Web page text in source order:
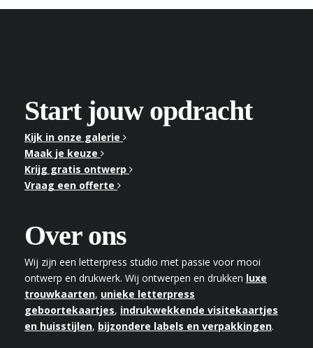
Start jouw opdracht
Kijk in onze galerie
Maak je keuze
Krijg gratis ontwerp
Vraag een offerte
Over ons
Wij zijn een letterpress studio met passie voor mooi
ontwerp en drukwerk. Wij ontwerpen en drukken luxe
trouwkaarten, unieke letterpress
geboortekaartjes, indrukwekkende visitekaartjes
en huisstijlen, bijzondere labels en verpakkingen.